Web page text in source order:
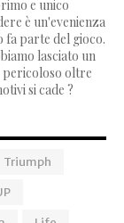
e unico
è un'evenienza
fa parte del gioco.
lasciato un
pericoloso oltre
si cade ?
Triumph